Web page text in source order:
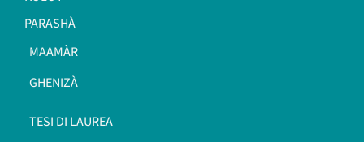
PARASHÀ
MAAMÀR
GHENIZÀ
TESI DI LAUREA